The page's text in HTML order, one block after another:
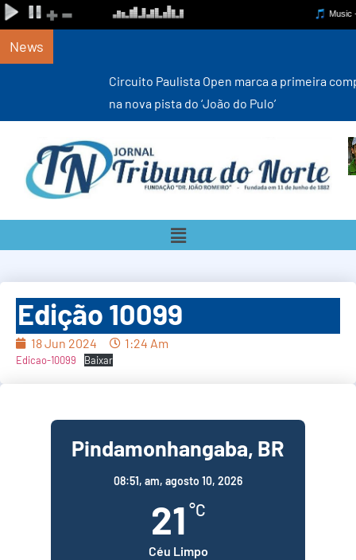
News
Circuito Paulista Open marca a primeira competição estadual
na nova pista do ‘João do Pulo’
Edição 10099
18 Jun 2024 1:24 Am
Edicao-10099 Baixar
Pindamonhangaba, BR
08:51, am, agosto 10, 2026
21 °C
Céu Limpo